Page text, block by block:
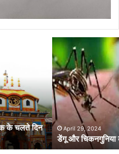
विभाग का अर्लट